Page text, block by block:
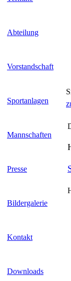
Abteilung
Vorstandschaft
Sportanlagen
Mannschaften
Presse
Bildergalerie
Kontakt
Downloads